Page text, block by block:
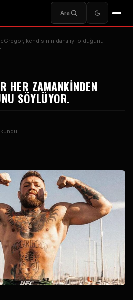
Ara
kendisinin daha iyi olduğunu
HER ZAMANKINDEN
SÖYLÜYOR.